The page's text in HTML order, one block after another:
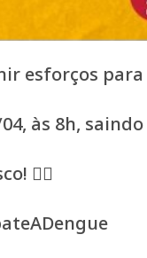
esforços
às 8h,
🚶‍♂️